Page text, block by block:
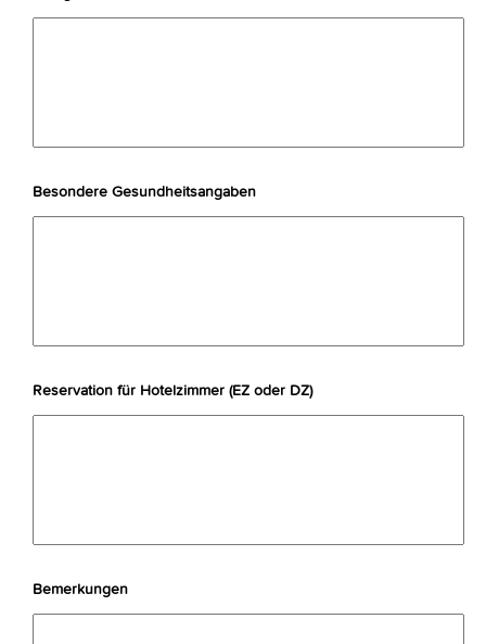
Besondere Gesundheitsangaben
Reservation für Hotelzimmer (EZ oder DZ)
Bemerkungen